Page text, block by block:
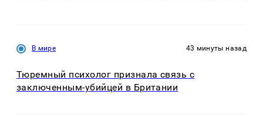
В мире 43 минуты назад
Тюремный психолог признала связь с
заключенным-убийцей в Британии